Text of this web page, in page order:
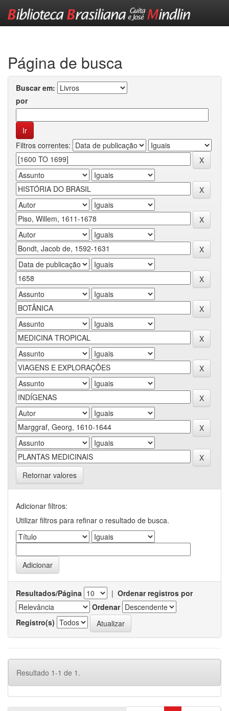
Página de busca
Buscar em:
por
Filtros correntes:
Retornar valores
Adicionar filtros:
Utilizar filtros para refinar o resultado de busca.
Resultados/Página | Ordenar registros por
Ordenar
Registro(s)
Resultado 1-1 de 1.